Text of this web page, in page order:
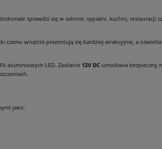
sprawdzi się w salonie, sypialni, kuchni, restauracji
wnętrza prezentują się bardziej atrakcyjnie, a
aluminiowych LED. Zasilanie 12V DC umożliwia bezpieczny
jako: